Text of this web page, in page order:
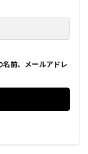
前、メールアドレ